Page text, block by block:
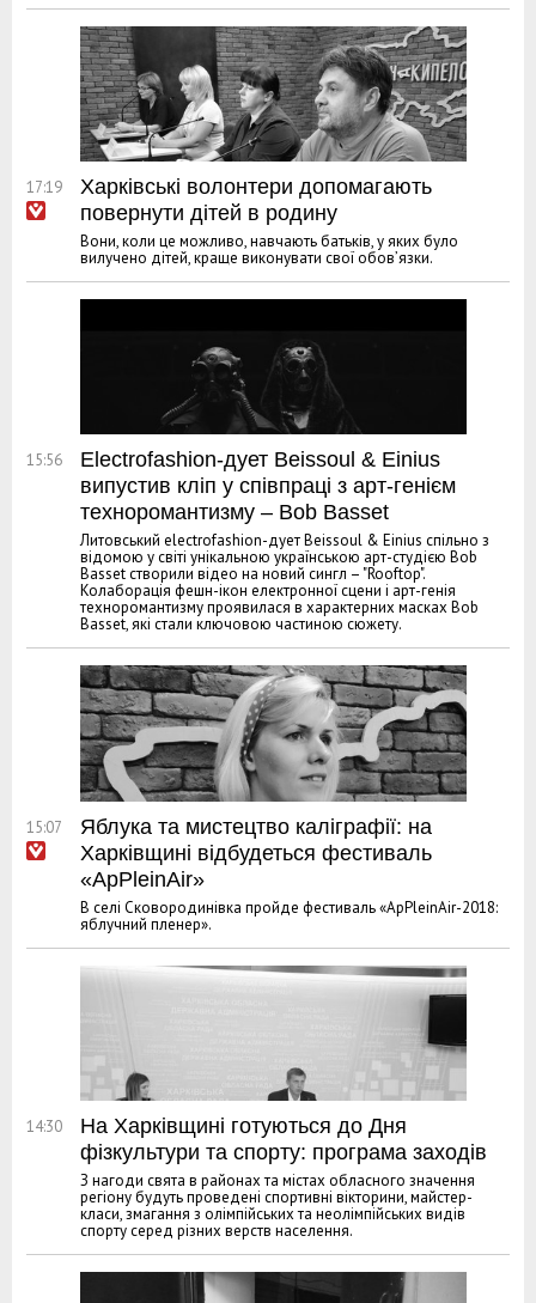
17:19
Харківські волонтери допомагають
повернути дітей в родину
Вони, коли це можливо, навчають батьків, у яких було
вилучено дітей, краще виконувати свої обов’язки.
15:56
Electrofashion-дует Beissoul & Einius
випустив кліп у співпраці з арт-генієм
техноромантизму – Bob Basset
Литовський electrofashion-дует Beissoul & Einius спільно з
відомою у світі унікальною українською арт-студією Bob
Basset створили відео на новий сингл – "Rooftop".
Колаборація фешн-ікон електронної сцени і арт-генія
техноромантизму проявилася в характерних масках Bob
Basset, які стали ключовою частиною сюжету.
15:07
Яблука та мистецтво каліграфії: на
Харківщині відбудеться фестиваль
«ApPleinAir»
В селі Сковородинівка пройде фестиваль «ApPleinAir-2018:
яблучний пленер».
14:30
На Харківщині готуються до Дня
фізкультури та спорту: програма заходів
З нагоди свята в районах та містах обласного значення
регіону будуть проведені спортивні вікторини, майстер-
класи, змагання з олімпійських та неолімпійських видів
спорту серед різних верств населення.